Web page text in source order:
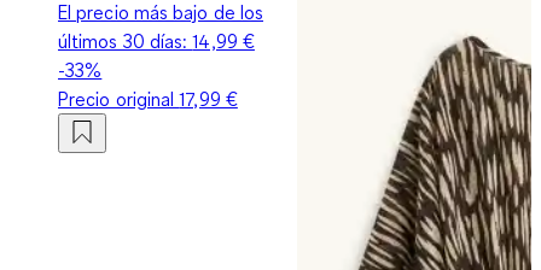
El precio más bajo de los
últimos 30 días:14,99 €
-33%
Precio original17,99 €